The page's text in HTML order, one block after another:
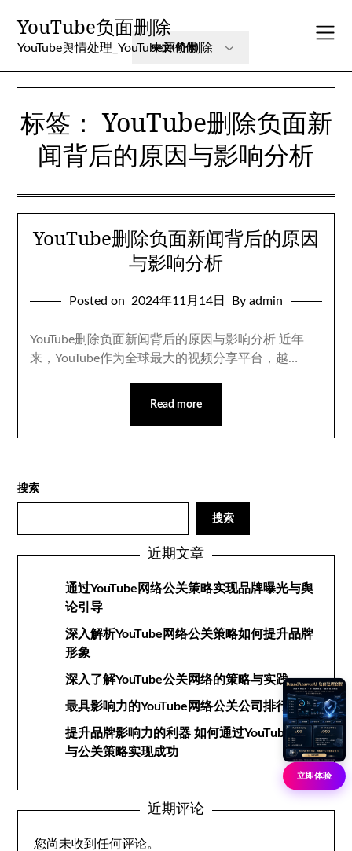
content
YouTube负面删除
YouTube舆情处理_YouTube评价删除
标签：YouTube删除负面新
闻背后的原因与影响分析
YouTube删除负面新闻背后的原因
与影响分析
Posted on 2024年11月14日 By admin
YouTube删除负面新闻背后的原因与影响分析 近年
来，YouTube作为全球最大的视频分享平台，越…
Read more
搜索
搜索
近期文章
通过YouTube网络公关策略实现品牌曝光与舆
论引导
深入解析YouTube网络公关策略如何提升品牌
形象
深入了解YouTube公关网络的策略与实践
最具影响力的YouTube网络公关公司排行榜
提升品牌影响力的利器 如何通过YouTube网络
与公关策略实现成功
近期评论
您尚未收到任何评论。
立即体验